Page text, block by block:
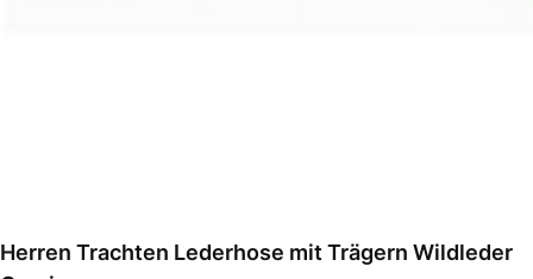
Herren Trachten Lederhose mit Trägern Wildleder